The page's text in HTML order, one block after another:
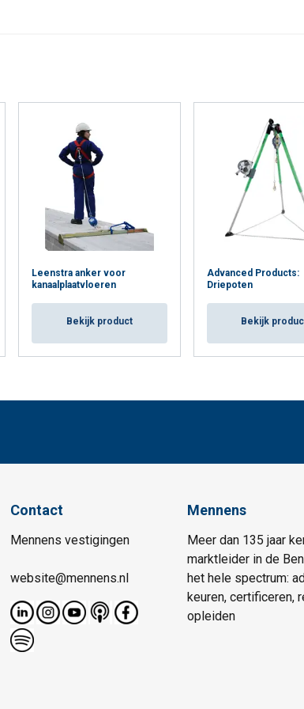
Leenstra anker voor
kanaalplaatvloeren
Bekijk product
Advanced Products:
Driepoten
Bekijk
Contact
Mennens vestigingen
website@mennens.nl
Mennens
Meer dan 135 jaar
marktleider in de
het hele spectrum:
keuren, certificeren,
opleiden